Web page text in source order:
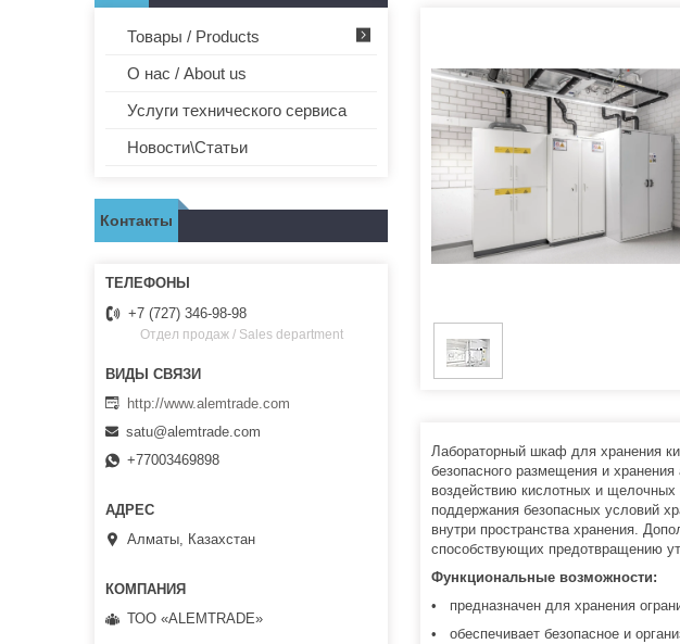
Лабораторный шкаф для хранения
безопасного размещения и
воздействию кислотных и щелочных
поддержания безопасных условий
внутри пространства хранения.
способствующих предотвращению
Функциональные возможности:
• предназначен для хранения
• обеспечивает безопасное и
Товары / Products
О нас / About us
Услуги технического сервиса
Новости\Статьи
Контакты
+7 (727) 346-98-98
Отдел продаж / Sales department
http://www.alemtrade.com
satu@alemtrade.com
+77003469898
Алматы, Казахстан
ТОО «ALEMTRADE»